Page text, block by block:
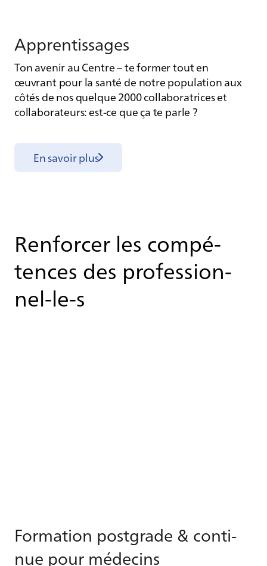
Ap­pren­tis­sages
Ton avenir au Centre – te former tout en
œuvrant pour la santé de notre population aux
côtés de nos quelque 2000 collaboratrices et
collaborateurs: est-ce que ça te parle ?
En savoir plus
Ren­for­cer les com­pé­
tences des pro­fes­sion­
nel-le-s
For­ma­tion post­grade & conti­
nue pour mé­de­cins